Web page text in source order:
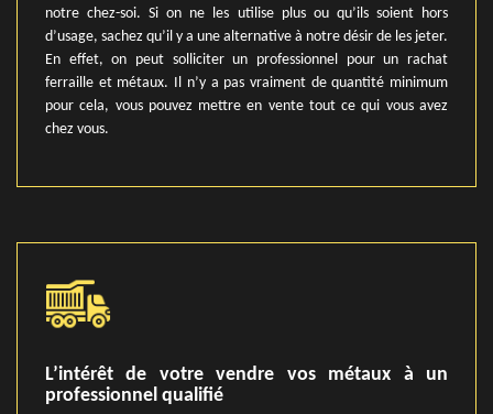
notre chez-soi. Si on ne les utilise plus ou qu’ils soient hors
d’usage, sachez qu’il y a une alternative à notre désir de les jeter.
En effet, on peut solliciter un professionnel pour un rachat
ferraille et métaux. Il n’y a pas vraiment de quantité minimum
pour cela, vous pouvez mettre en vente tout ce qui vous avez
chez vous.
L’intérêt de votre vendre vos métaux à un
professionnel qualifié